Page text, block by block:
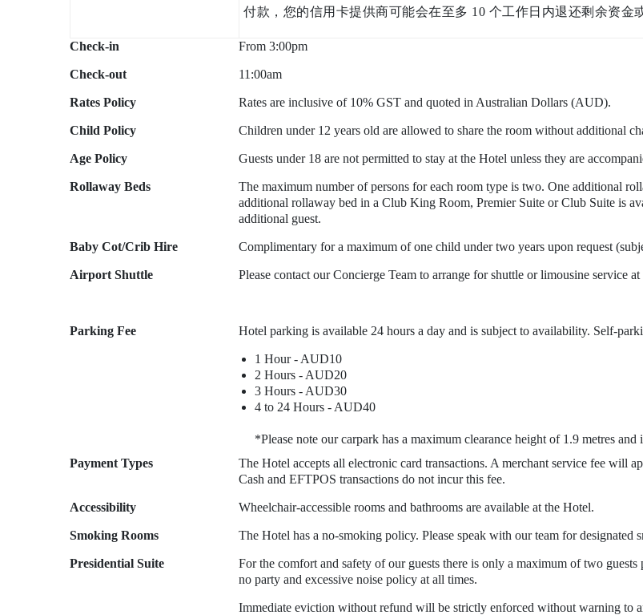
付款，您的信用卡提供商可能会在至多 10 个工作日内退还剩余资金
Check-in From 3:00pm
Check-out 11:00am
Rates Policy Rates are inclusive of 10% GST and quoted in Australian Dollars (AUD).
Child Policy
Age Policy
Children under 12 years old are allowed to share the room without additional
Guests under 18 are not permitted to stay at the Hotel unless they are
Rollaway Beds
The maximum number of persons for each room type is two. One additional
additional rollaway bed in a Club King Room, Premier Suite or Club Suite is
additional guest.
Baby Cot/Crib Hire Complimentary for a maximum of one child under two years upon request
Airport Shuttle Please contact our Concierge Team to arrange for shuttle or limousine service at
Parking Fee Hotel parking is available 24 hours a day and is subject to availability. Self-
1 Hour - AUD10
2 Hours - AUD20
3 Hours - AUD30
4 to 24 Hours - AUD40
*Please note our carpark has a maximum clearance height of 1.9 metres
Payment Types
The Hotel accepts all electronic card transactions. A merchant service fee will
Cash and EFTPOS transactions do not incur this fee.
Accessibility Wheelchair-accessible rooms and bathrooms are available at the Hotel.
Smoking Rooms The Hotel has a no-smoking policy. Please speak with our team for designated
Presidential Suite
For the comfort and safety of our guests there is only a maximum of two
no party and excessive noise policy at all times.
Immediate eviction without refund will be strictly enforced without warning to